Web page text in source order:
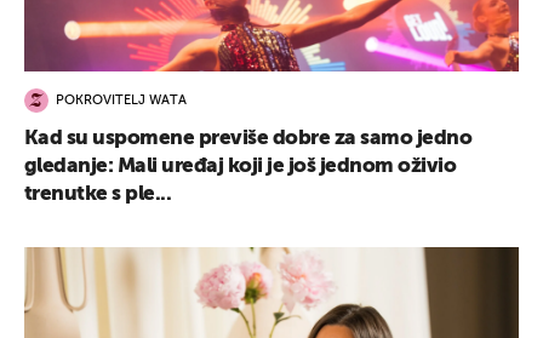
POKROVITELJ WATA
Kad su uspomene previše dobre za samo jedno
gledanje: Mali uređaj koji je još jednom oživio
trenutke s ple...